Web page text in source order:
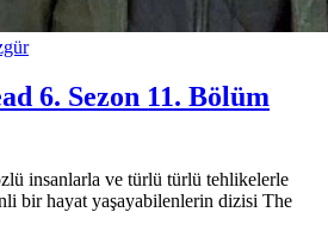
6. Sezon 11. Bölüm
insanlarla ve türlü türlü tehlikelerle
bir hayat yaşayabilenlerin dizisi The